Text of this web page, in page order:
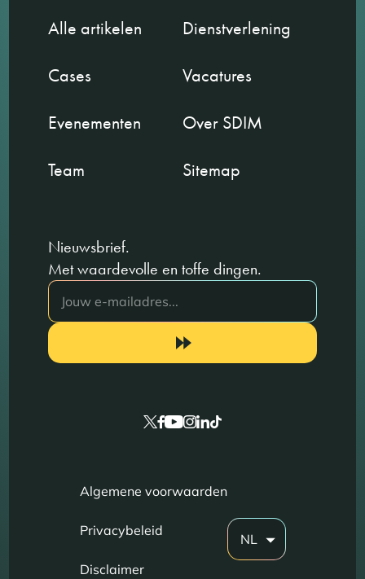
Alle artikelen
Dienstverlening
Cases
Vacatures
Evenementen
Over SDIM
Team
Sitemap
Nieuwsbrief.
Met waardevolle en toffe dingen.
Algemene voorwaarden
Privacybeleid
Disclaimer
NL